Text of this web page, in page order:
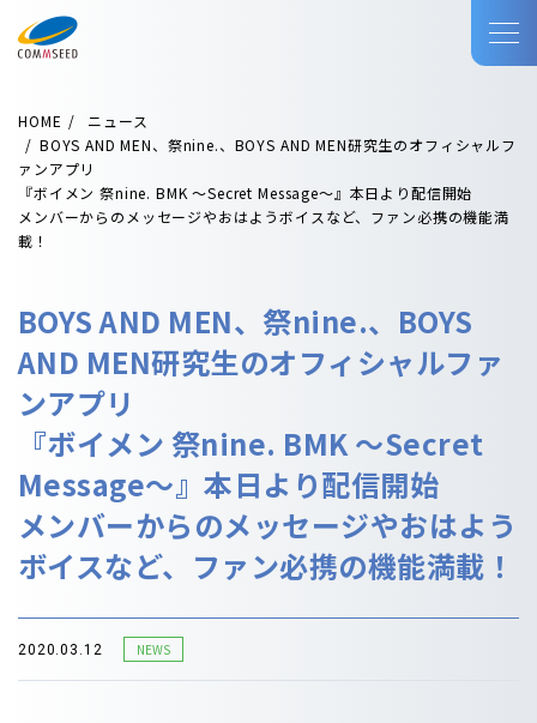
HOME
ニュース
BOYS AND MEN、祭nine.、BOYS AND MEN研究生のオフィシャルフ
ァンアプリ
『ボイメン 祭nine. BMK 〜Secret Message〜』本日より配信開始
メンバーからのメッセージやおはようボイスなど、ファン必携の機能満
載！
BOYS AND MEN、祭nine.、BOYS
AND MEN研究生のオフィシャルファ
ンアプリ
『ボイメン 祭nine. BMK 〜Secret
Message〜』本日より配信開始
メンバーからのメッセージやおはよう
ボイスなど、ファン必携の機能満載！
2020.03.12 NEWS